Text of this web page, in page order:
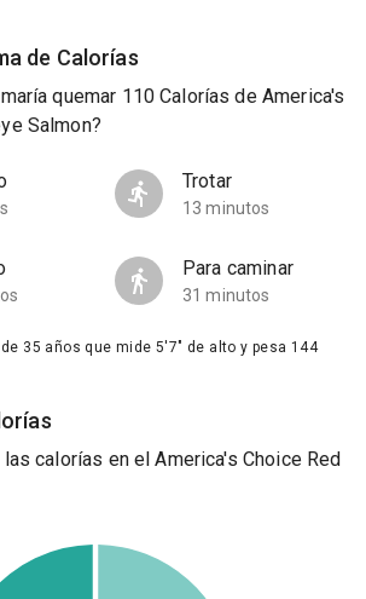
de Calorías
quemar 110 Calorías de America's
Salmon?
Trotar
13 minutos
Para caminar
31 minutos
35 años que mide 5'7" de alto y pesa 144
calorías en el America's Choice Red